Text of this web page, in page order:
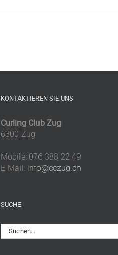
KONTAKTIEREN SIE UNS
Curling Club Zug
6300 Zug
Mobile: 076 388 22 49
E-Mail: info@cczug.ch
SUCHE
Suche
nach: